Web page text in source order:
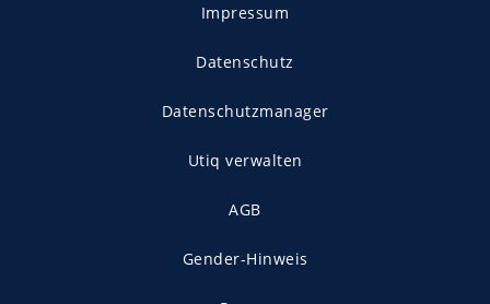
Impressum
Datenschutz
Datenschutzmanager
Utiq verwalten
AGB
Gender-Hinweis